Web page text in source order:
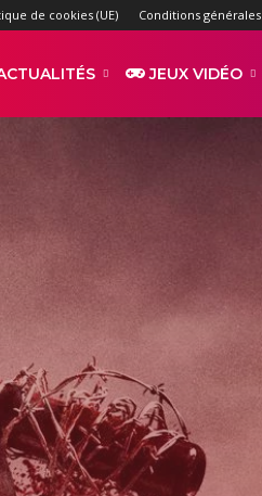
de cookies (UE) Conditions générales
JEUX VIDÉO